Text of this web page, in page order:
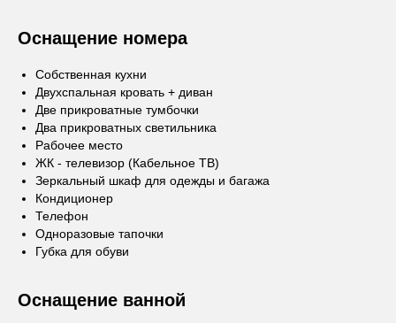
Оснащение номера
Собственная кухни
Двухспальная кровать + диван
Две прикроватные тумбочки
Два прикроватных светильника
Рабочее место
ЖК - телевизор (Кабельное ТВ)
Зеркальный шкаф для одежды и багажа
Кондиционер
Телефон
Одноразовые тапочки
Губка для обуви
Оснащение ванной